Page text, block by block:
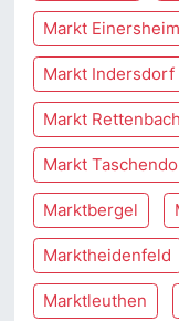
Markt Einersheim
Markt Indersdorf
Markt Rettenbach
Markt
Marktbergel
Marktheidenfeld
Marktleuthen